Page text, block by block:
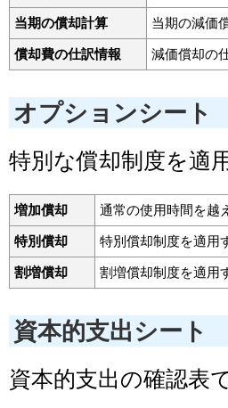
当期の償却計算 当期の減価
償却費の仕訳情報 減価償却の
オプションシート
特別な償却制度を適
増加償却 通常の使用時間を越
特別償却 特別償却制度を適用
割増償却 割増償却制度を適用
資本的支出シート
資本的支出の確認表